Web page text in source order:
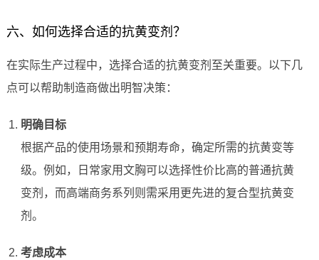
六、如何选择合适的抗黄变剂？
在实际生产过程中，选择合适的抗黄变剂至关重要。以下几
点可以帮助制造商做出明智决策：
明确目标
根据产品的使用场景和预期寿命，确定所需的抗黄变等
级。例如，日常家用文胸可以选择性价比高的普通抗黄
变剂，而高端商务系列则需采用更先进的复合型抗黄变
剂。
考虑成本